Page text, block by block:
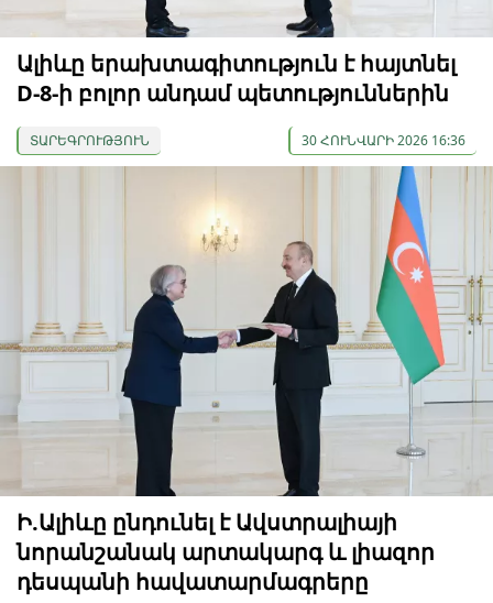
Ալիևը երախտագիտություն է հայտնել
D-8-ի բոլոր անդամ պետություններին
ՏԱՐԵԳՐՈՒԹՅՈՒՆ 30 ՀՈՒՆՎԱՐԻ 2026 16:36
Ի.Ալիևը ընդունել է Ավստրալիայի
նորանշանակ արտակարգ և լիազոր
դեսպանի հավատարմագրերը